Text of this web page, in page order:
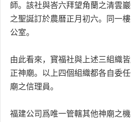
師。該社與峇六拜望角蘭之清雲
之聖誕訂於農曆正月初六。同一
公室。
由此看來，寳福社與上述三組織
正神廟。以上四個組織都各自委
廟之信理員。
福建公司爲唯一管轄其他神廟之